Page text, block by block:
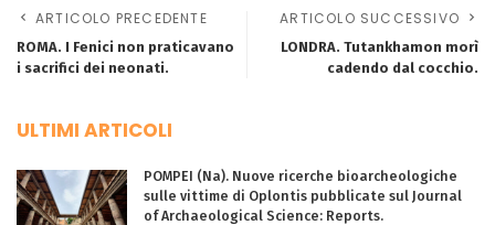
ARTICOLO PRECEDENTE
ROMA. I Fenici non praticavano
i sacrifici dei neonati.
ARTICOLO SUCCESSIVO
LONDRA. Tutankhamon morì
cadendo dal cocchio.
ULTIMI ARTICOLI
POMPEI (Na). Nuove ricerche bioarcheologiche
sulle vittime di Oplontis pubblicate sul Journal
of Archaeological Science: Reports.